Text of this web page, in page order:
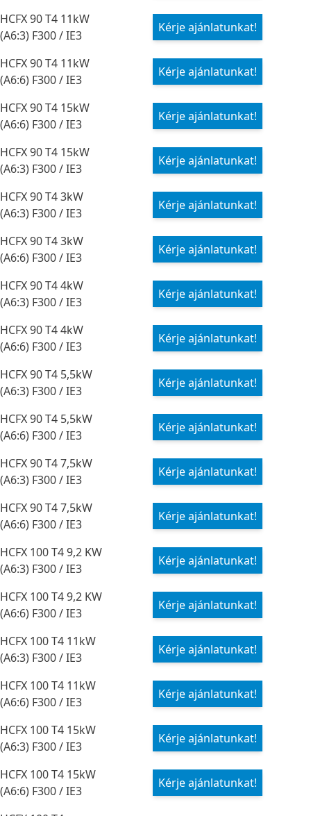
HCFX 90 T4 11kW
(A6:3) F300 / IE3
Kérje ajánlatunkat!
HCFX 90 T4 11kW
(A6:6) F300 / IE3
Kérje ajánlatunkat!
HCFX 90 T4 15kW
(A6:6) F300 / IE3
Kérje ajánlatunkat!
HCFX 90 T4 15kW
(A6:3) F300 / IE3
Kérje ajánlatunkat!
HCFX 90 T4 3kW
(A6:3) F300 / IE3
Kérje ajánlatunkat!
HCFX 90 T4 3kW
(A6:6) F300 / IE3
Kérje ajánlatunkat!
HCFX 90 T4 4kW
(A6:3) F300 / IE3
Kérje ajánlatunkat!
HCFX 90 T4 4kW
(A6:6) F300 / IE3
Kérje ajánlatunkat!
HCFX 90 T4 5,5kW
(A6:3) F300 / IE3
Kérje ajánlatunkat!
HCFX 90 T4 5,5kW
(A6:6) F300 / IE3
Kérje ajánlatunkat!
HCFX 90 T4 7,5kW
(A6:3) F300 / IE3
Kérje ajánlatunkat!
HCFX 90 T4 7,5kW
(A6:6) F300 / IE3
Kérje ajánlatunkat!
HCFX 100 T4 9,2 KW
(A6:3) F300 / IE3
Kérje ajánlatunkat!
HCFX 100 T4 9,2 KW
(A6:6) F300 / IE3
Kérje ajánlatunkat!
HCFX 100 T4 11kW
(A6:3) F300 / IE3
Kérje ajánlatunkat!
HCFX 100 T4 11kW
(A6:6) F300 / IE3
Kérje ajánlatunkat!
HCFX 100 T4 15kW
(A6:3) F300 / IE3
Kérje ajánlatunkat!
HCFX 100 T4 15kW
(A6:6) F300 / IE3
Kérje ajánlatunkat!